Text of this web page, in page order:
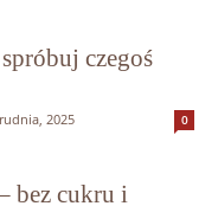
czegoś
2025 0
bez cukru i